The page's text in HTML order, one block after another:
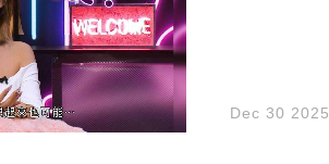
Dec 30 2025